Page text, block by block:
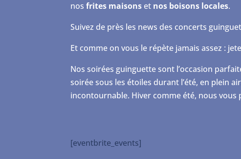
nosfrites maisons et nos boisons locales.
Suivez de près les news des concerts
Et comme on vous le répète jamais assez :
Nos soirées guinguette sont l’occasion
soirée sous les étoiles durant l’été, en plein
incontournable. Hiver comme été, nous
[eventbrite_events]